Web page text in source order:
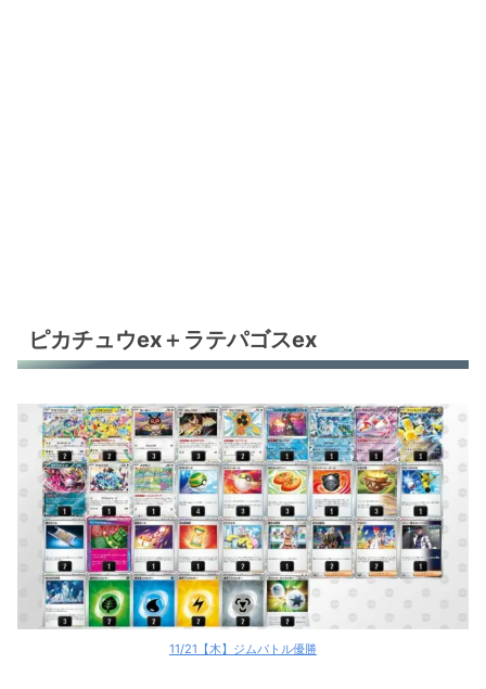
ピカチュウex＋ラテパゴスex
11/21【木】ジムバトル優勝